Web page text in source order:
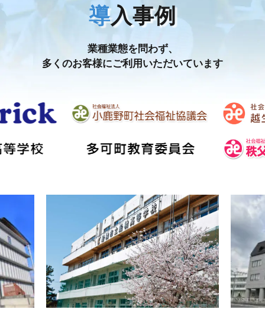
導入事例
業種業態を問わず、
多くのお客様にご利用いただいています